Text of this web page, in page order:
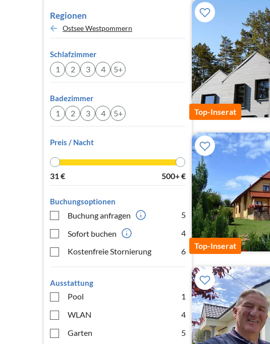
Regionen
Ostsee Westpommern
Schlafzimmer
1 2 3 4 5+
Badezimmer
1 2 3 4 5+
Preis / Nacht
31€ 500+€
Buchungsoptionen
Buchung anfragen
5
Sofort buchen
4
Kostenfreie Stornierung
6
Ausstattung
Pool
1
WLAN
4
Garten
5
Top-Inserat
Top-Inserat